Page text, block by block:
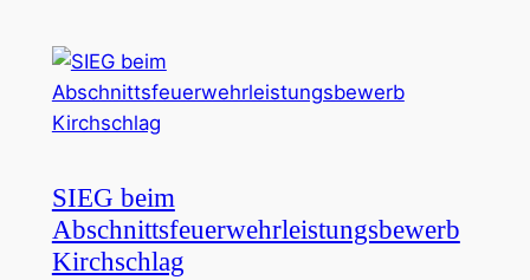
SIEG beim
Abschnittsfeuerwehrleistungsbewerb
Kirchschlag